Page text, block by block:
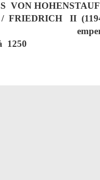
VON
/ FRIEDRICH II
1250